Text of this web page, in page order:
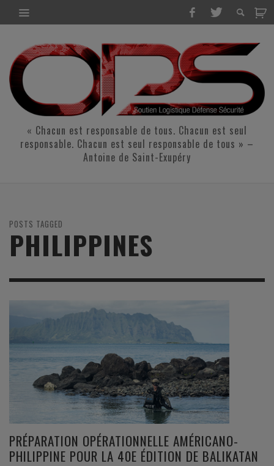
« Chacun est responsable de tous. Chacun est seul
responsable. Chacun est seul responsable de tous » –
Antoine de Saint-Exupéry
POSTS TAGGED
PHILIPPINES
PRÉPARATION OPÉRATIONNELLE AMÉRICANO-
PHILIPPINE POUR LA 40E ÉDITION DE BALIKATAN